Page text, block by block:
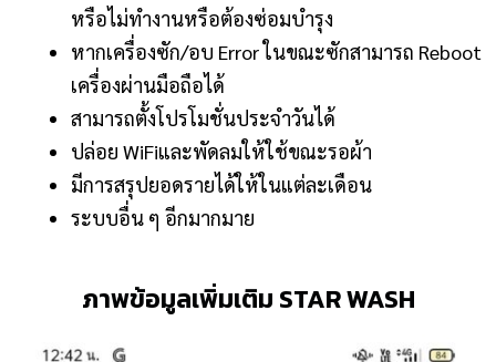
หรือไม่ทำงานหรือต้องซ่อมบำรุง
หากเครื่องซัก/อบ Error ในขณะซักสามารถ Reboot
เครื่องผ่านมือถือได้
สามารถตั้งโปรโมชั่นประจำวันได้
ปล่อย WiFiและพัดลมให้ใช้ขณะรอผ้า
มีการสรุปยอดรายได้ให้ในแต่ละเดือน
ระบบอื่น ๆ อีกมากมาย
ภาพข้อมูลเพิ่มเติม STAR WASH